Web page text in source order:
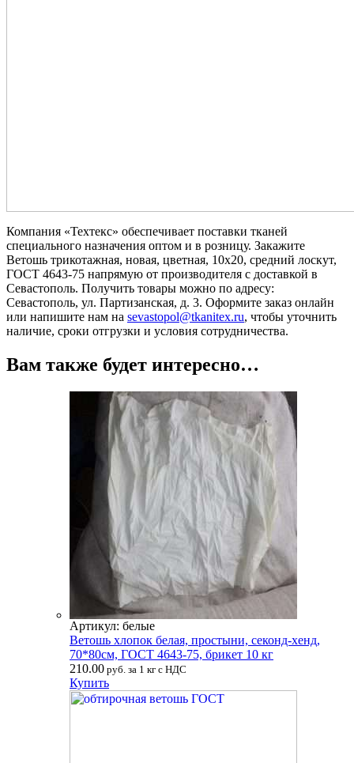
Компания «Техтекс» обеспечивает поставки тканей
специального назначения оптом и в розницу. Закажите
Ветошь трикотажная, новая, цветная, 10х20, средний лоскут,
ГОСТ 4643-75 напрямую от производителя с доставкой в
Севастополь. Получить товары можно по адресу:
Севастополь, ул. Партизанская, д. 3. Оформите заказ онлайн
или напишите нам на sevastopol@tkanitex.ru, чтобы уточнить
наличие, сроки отгрузки и условия сотрудничества.
Вам также будет интересно…
Артикул: белые
Ветошь хлопок белая, простыни, секонд-хенд,
70*80см, ГОСТ 4643-75, брикет 10 кг
210.00 руб. за 1 кг с НДС
Купить